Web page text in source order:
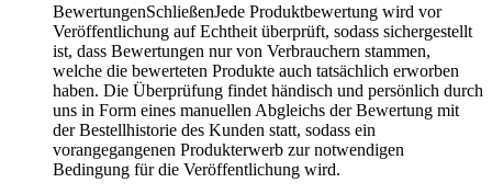
BewertungenSchließenJede Produktbewertung wird vor
Veröffentlichung auf Echtheit überprüft, sodass sichergestellt
ist, dass Bewertungen nur von Verbrauchern stammen,
welche die bewerteten Produkte auch tatsächlich erworben
haben. Die Überprüfung findet händisch und persönlich durch
uns in Form eines manuellen Abgleichs der Bewertung mit
der Bestellhistorie des Kunden statt, sodass ein
vorangegangenen Produkterwerb zur notwendigen
Bedingung für die Veröffentlichung wird.